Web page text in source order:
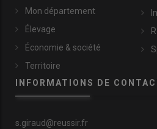
Mon département
Élevage
Économie & société
Territoire
INFORMATIONS DE
s.giraud@reussir.fr